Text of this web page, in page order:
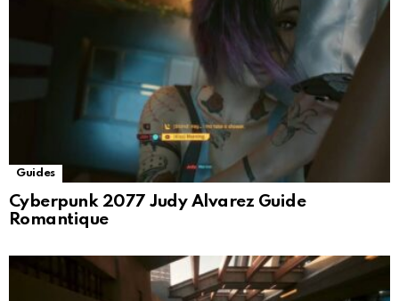
Guides
Cyberpunk 2077 Judy Alvarez Guide
Romantique